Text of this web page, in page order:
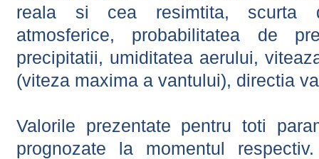
reala si cea resimtita, scurta
atmosferice, probabilitatea de
precipitatii, umiditatea aerului,
(viteza maxima a vantului), directia
Valorile prezentate pentru toti
prognozate la momentul